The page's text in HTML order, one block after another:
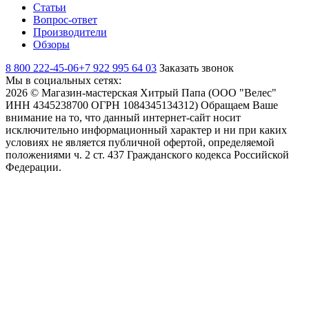
Статьи
Вопрос-ответ
Производители
Обзоры
8 800 222-45-06+7 922 995 64 03 Заказать звонок
Мы в социальных сетях:
2026 © Магазин-мастерская Хитрый Папа (ООО "Велес"
ИНН 4345238700 ОГРН 1084345134312) Обращаем Ваше
внимание на то, что данный интернет-сайт носит
исключительно информационный характер и ни при каких
условиях не является публичной офертой, определяемой
положениями ч. 2 ст. 437 Гражданского кодекса Российской
Федерации.